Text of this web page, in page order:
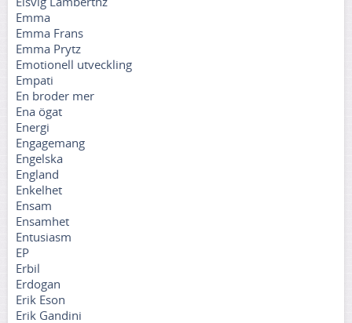
Emma
Emma Frans
Emma Prytz
Emotionell utveckling
Empati
En broder mer
Ena ögat
Energi
Engagemang
Engelska
England
Enkelhet
Ensam
Ensamhet
Entusiasm
EP
Erbil
Erdogan
Erik Eson
Erik Gandini